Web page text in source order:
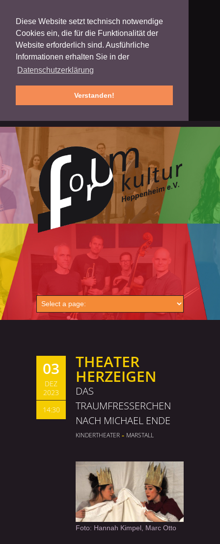
Diese Website setzt technisch notwendige
Cookies ein, die für die Funktionalität der
Website erforderlich sind. Ausführliche
Informationen erhalten Sie in der
Datenschutzerklärung
Verstanden!
03
DEZ
2023
14:30
THEATER
HERZEIGEN
DAS
TRAUMFRESSERCHEN
NACH MICHAEL ENDE
KINDERTHEATER - MARSTALL
Foto: Hannah Kimpel, Marc Otto